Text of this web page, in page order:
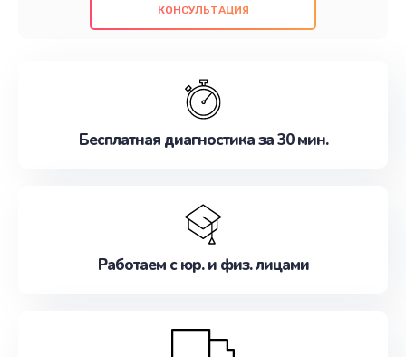
проведенных работ. Наша цель - предоставить
наилучшим образом. Не медлите записаться на
КОНСУЛЬТАЦИЯ
Бесплатная диагностика за 30 мин.
Работаем с юр. и физ. лицами